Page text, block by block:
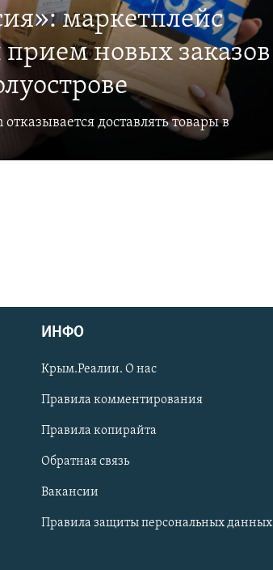
маркетплейс
новых заказов
доставлять товары в
ИНФО
Крым.Реалии. О нас
Правила комментирования
Правила копирайта
Обратная связь
Вакансии
Правила защиты персональных данных